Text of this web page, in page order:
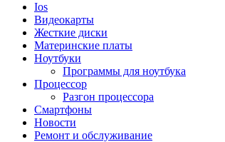
Ios
Видеокарты
Жесткие диски
Материнские платы
Ноутбуки
Программы для ноутбука
Процессор
Разгон процессора
Смартфоны
Новости
Ремонт и обслуживание